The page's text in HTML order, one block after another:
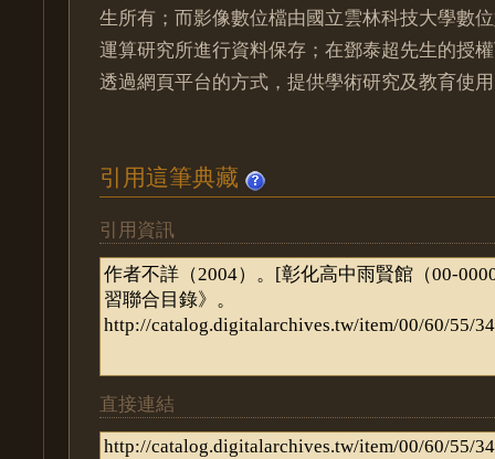
生所有；而影像數位檔由國立雲林科技大學數
運算研究所進行資料保存；在鄧泰超先生的授
透過網頁平台的方式，提供學術研究及教育使
引用這筆典藏
引用資訊
直接連結